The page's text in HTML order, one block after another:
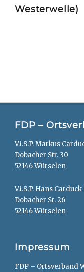
Westerwelle)
FDP –
V.i.S.P. Markus
Dobacher Str. 30
52146 Würselen
V.i.S.P. Hans
Dobacher Sr. 26
52146 Würselen
Impressum
FDP – Ortsverband